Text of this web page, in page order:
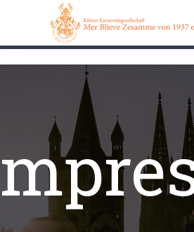
0162 90 650 62